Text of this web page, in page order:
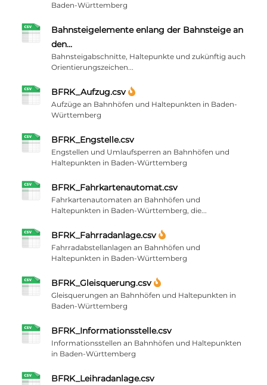
Baden-Württemberg
Bahnsteigelemente enlang der Bahnsteige an
den...
Bahnsteigabschnitte, Haltepunkte und zukünftig auch
Orientierungszeichen...
BFRK_Aufzug.csv
Aufzüge an Bahnhöfen und Haltepunkten in Baden-
Württemberg
BFRK_Engstelle.csv
Engstellen und Umlaufsperren an Bahnhöfen und
Haltepunkten in Baden-Württemberg
BFRK_Fahrkartenautomat.csv
Fahrkartenautomaten an Bahnhöfen und
Haltepunkten in Baden-Württemberg, die...
BFRK_Fahrradanlage.csv
Fahrradabstellanlagen an Bahnhöfen und
Haltepunkten in Baden-Württemberg
BFRK_Gleisquerung.csv
Gleisquerungen an Bahnhöfen und Haltepunkten in
Baden-Württemberg
BFRK_Informationsstelle.csv
Informationsstellen an Bahnhöfen und Haltepunkten
in Baden-Württemberg
BFRK_Leihradanlage.csv